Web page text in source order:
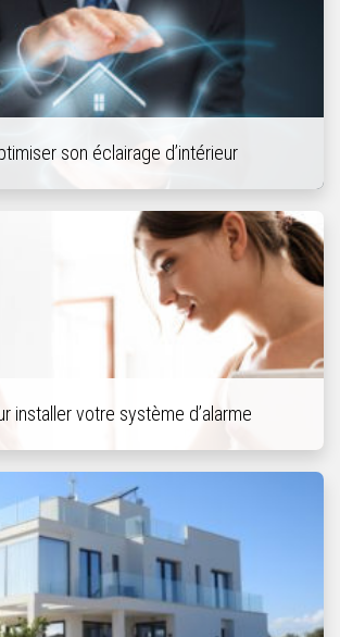
son éclairage d’intérieur
installer votre système d’alarme